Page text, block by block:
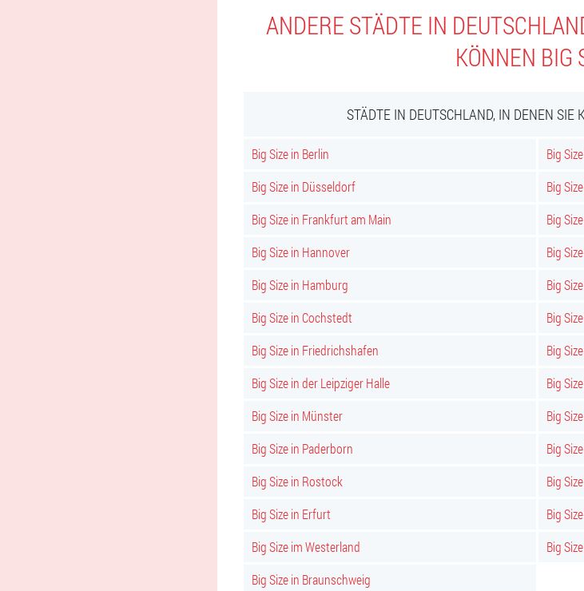
ANDERE STÄDTE IN
KÖNNEN BIG
STÄDTE IN DEUTSCHLAND, IN DENEN SIE
Big Size in Berlin
Big
Big Size in Düsseldorf
Big
Big Size in Frankfurt am Main
Big
Big Size in Hannover
Big
Big Size in Hamburg
Big
Big Size in Cochstedt
Big
Big Size in Friedrichshafen
Big
Big Size in der Leipziger Halle
Big
Big Size in Münster
Big
Big Size in Paderborn
Big
Big Size in Rostock
Big
Big Size in Erfurt
Big
Big Size im Westerland
Big
Big Size in Braunschweig